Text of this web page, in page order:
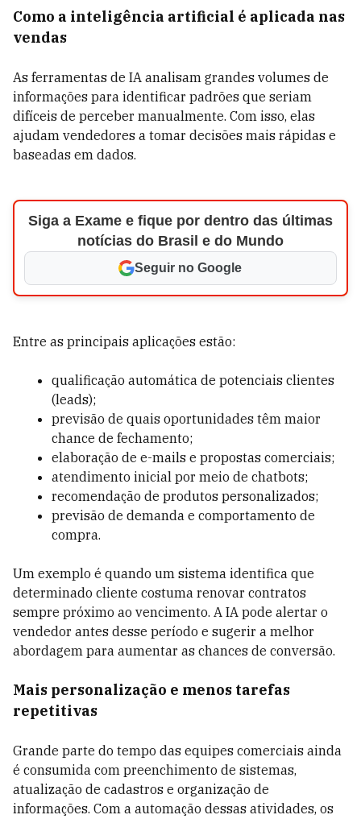
Como a inteligência artificial é aplicada nas
vendas
As ferramentas de IA analisam grandes volumes de
informações para identificar padrões que seriam
difíceis de perceber manualmente. Com isso, elas
ajudam vendedores a tomar decisões mais rápidas e
baseadas em dados.
Siga a Exame e fique por dentro das últimas
notícias do Brasil e do Mundo
Seguir no Google
Entre as principais aplicações estão:
qualificação automática de potenciais clientes
(leads);
previsão de quais oportunidades têm maior
chance de fechamento;
elaboração de e-mails e propostas comerciais;
atendimento inicial por meio de chatbots;
recomendação de produtos personalizados;
previsão de demanda e comportamento de
compra.
Um exemplo é quando um sistema identifica que
determinado cliente costuma renovar contratos
sempre próximo ao vencimento. A IA pode alertar o
vendedor antes desse período e sugerir a melhor
abordagem para aumentar as chances de conversão.
Mais personalização e menos tarefas
repetitivas
Grande parte do tempo das equipes comerciais ainda
é consumida com preenchimento de sistemas,
atualização de cadastros e organização de
informações. Com a automação dessas atividades, os